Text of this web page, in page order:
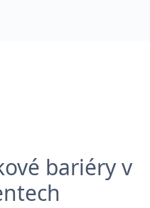
bariéry v